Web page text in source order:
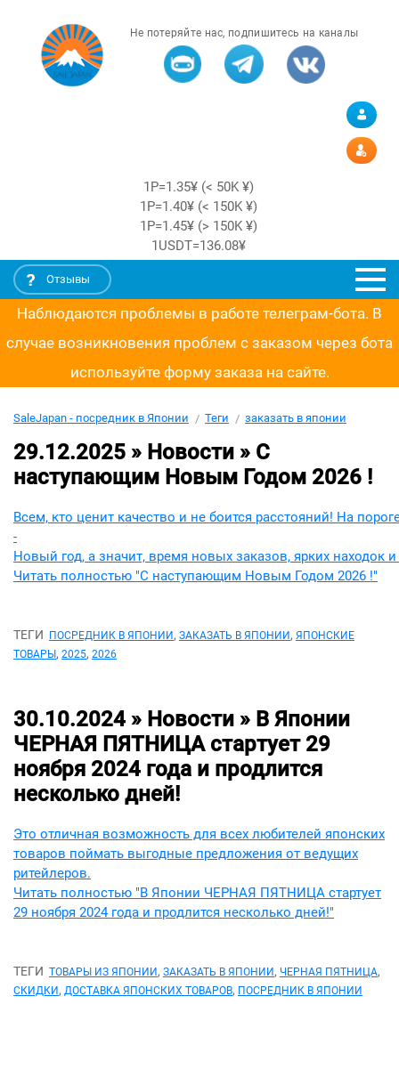
Не потеряйте нас, подпишитесь на каналы
1Р=1.35¥ (< 50K ¥)
1Р=1.40¥ (< 150K ¥)
1Р=1.45¥ (> 150K ¥)
1USDT=136.08¥
Отзывы
Наблюдаются проблемы в работе телеграм-бота. В
случае возникновения проблем с заказом через бота
используйте форму заказа на сайте.
SaleJapan - посредник в Японии Теги заказать в японии
29.12.2025 » Новости » С
наступающим Новым Годом 2026 !
Всем, кто ценит качество и не боится расстояний! На
-
Новый год, а значит, время новых заказов, ярких
Читать полностью "С наступающим Новым Годом 2026 !"
ТЕГИ ПОСРЕДНИК В ЯПОНИИ , ЗАКАЗАТЬ В ЯПОНИИ , ЯПОНСКИЕ
ТОВАРЫ , 2025, 2026
30.10.2024 » Новости » В Японии
ЧЕРНАЯ ПЯТНИЦА стартует 29
ноября 2024 года и продлится
несколько дней!
Это отличная возможность для всех любителей японских
товаров поймать выгодные предложения от ведущих
ритейлеров.
Читать полностью "В Японии ЧЕРНАЯ ПЯТНИЦА стартует
29 ноября 2024 года и продлится несколько дней!"
ТЕГИ ТОВАРЫ ИЗ ЯПОНИИ , ЗАКАЗАТЬ В ЯПОНИИ , ЧЕРНАЯ ПЯТНИЦА,
СКИДКИ , ДОСТАВКА ЯПОНСКИХ ТОВАРОВ, ПОСРЕДНИК В ЯПОНИИ